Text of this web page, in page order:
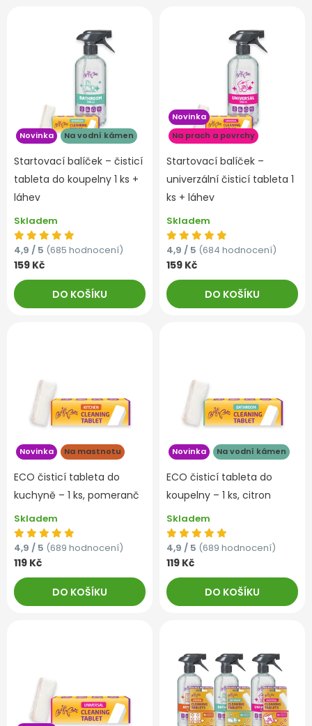
Novinka Na vodní kámen
Startovací balíček – čisticí
tableta do koupelny 1 ks +
láhev
Skladem
4,9 / 5 (685 hodnocení)
159 Kč
DO KOŠÍKU
Novinka
Na prach a povrchy
Startovací balíček –
univerzální čisticí tableta 1
ks + láhev
Skladem
4,9 / 5 (684 hodnocení)
159 Kč
DO KOŠÍKU
Novinka Na mastnotu
ECO čisticí tableta do
kuchyně – 1 ks, pomeranč
Skladem
4,9 / 5 (689 hodnocení)
119 Kč
DO KOŠÍKU
Novinka Na vodní kámen
ECO čisticí tableta do
koupelny – 1 ks, citron
Skladem
4,9 / 5 (689 hodnocení)
119 Kč
DO KOŠÍKU